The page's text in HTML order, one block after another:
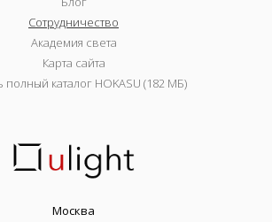
Сотрудничество
Академия света
Карта сайта
полный каталог HOKASU (182 МБ)
Москва